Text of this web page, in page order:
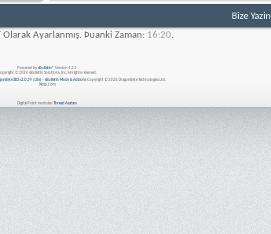
Bize Yazin
Olarak Ayarlanmış. Þuanki Zaman: 16:20.
Powered by vBulletin® Version 4.2.5
© 2026 vBulletin Solutions, Inc. All rights reserved.
SEO v2.0.39 (Lite)- vBulletin Mods & AddonsCopyright © 2026 DragonByte Technologies Ltd.
Nizip.Com
Digital Point modules: Thread Avatars